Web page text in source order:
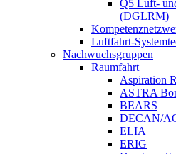
Q5 Luft-
(DGLRM)
Luftfahrt-
Nachwuchsgruppen
Raumfahrt
Aspiration
ASTRA
BEARS
DECAN/
ELIA
ERIG